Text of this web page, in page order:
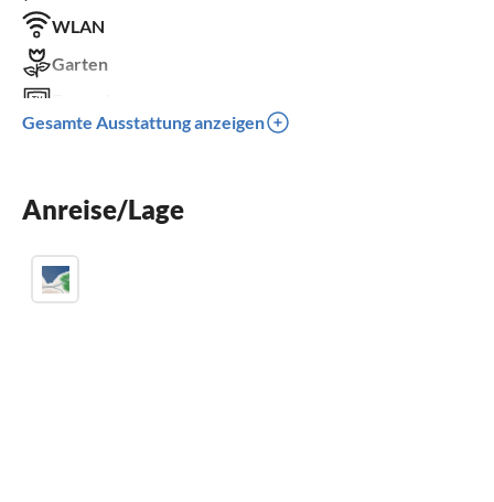
WLAN
Garten
Terrasse
Waschmaschine
Gesamte Ausstattung anzeigen
Anreise/Lage